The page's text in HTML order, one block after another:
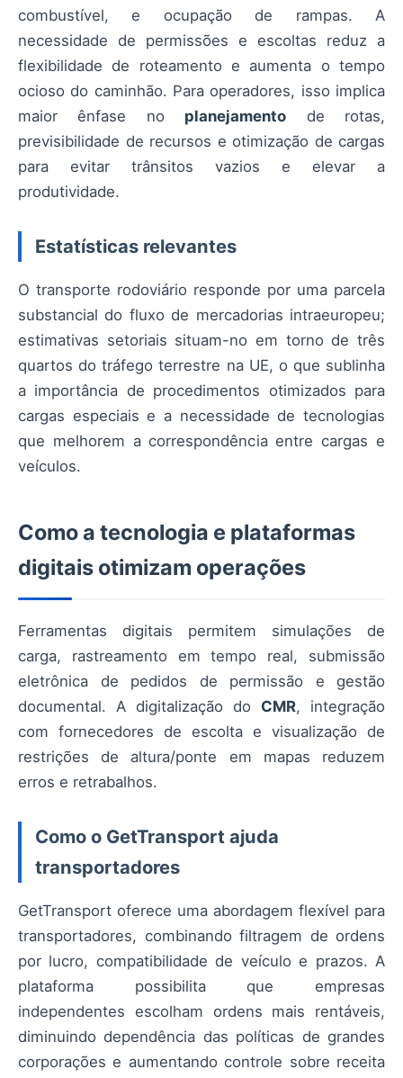
combustível, e ocupação de rampas. A
necessidade de permissões e escoltas reduz a
flexibilidade de roteamento e aumenta o tempo
ocioso do caminhão. Para operadores, isso implica
maior ênfase no planejamento de rotas,
previsibilidade de recursos e otimização de cargas
para evitar trânsitos vazios e elevar a
produtividade.
Estatísticas relevantes
O transporte rodoviário responde por uma parcela
substancial do fluxo de mercadorias intraeuropeu;
estimativas setoriais situam-no em torno de três
quartos do tráfego terrestre na UE, o que sublinha
a importância de procedimentos otimizados para
cargas especiais e a necessidade de tecnologias
que melhorem a correspondência entre cargas e
veículos.
Como a tecnologia e plataformas
digitais otimizam operações
Ferramentas digitais permitem simulações de
carga, rastreamento em tempo real, submissão
eletrônica de pedidos de permissão e gestão
documental. A digitalização do CMR, integração
com fornecedores de escolta e visualização de
restrições de altura/ponte em mapas reduzem
erros e retrabalhos.
Como o GetTransport ajuda
transportadores
GetTransport oferece uma abordagem flexível para
transportadores, combinando filtragem de ordens
por lucro, compatibilidade de veículo e prazos. A
plataforma possibilita que empresas
independentes escolham ordens mais rentáveis,
diminuindo dependência das políticas de grandes
corporações e aumentando controle sobre receita